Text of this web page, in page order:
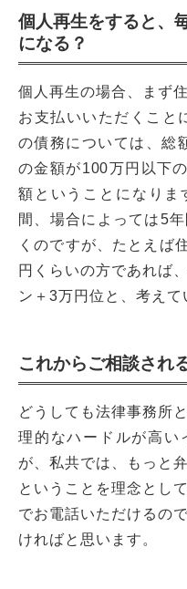
個人再生をすると、
になる？
個人再生の場合、まず
お支払いいただくこと
の債務については、総
の金額が100万円以下
額ということになり
間、場合によっては5
くのですが、たとえば
円くらいの方であれば
ン＋3万円位と、考えて
これからご相談され
どうしても法律事務所
理的なハードルが高い
が、私共では、もっと
ということを理念とし
でお電話いただけるの
ければと思います。